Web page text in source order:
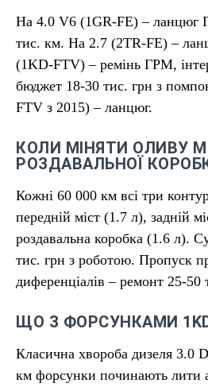
На 4.0 V6 (1GR-FE) – ланцюг
тис. км. На 2.7 (2TR-FE) –
(1KD-FTV) – ремінь ГРМ,
бюджет 18-30 тис. грн з
FTV з 2015) – ланцюг.
КОЛИ МІНЯТИ ОЛИВУ
РОЗДАВАЛЬНОЇ
Кожні 60 000 км всі три
передній міст (1.7 л), задній
роздавальна коробка (1.6 л).
тис. грн з роботою. Пропуск
диференціалів – ремонт 25-50
ЩО З ФОРСУНКАМИ
Класична хвороба дизеля 3.0
км форсунки починають лити